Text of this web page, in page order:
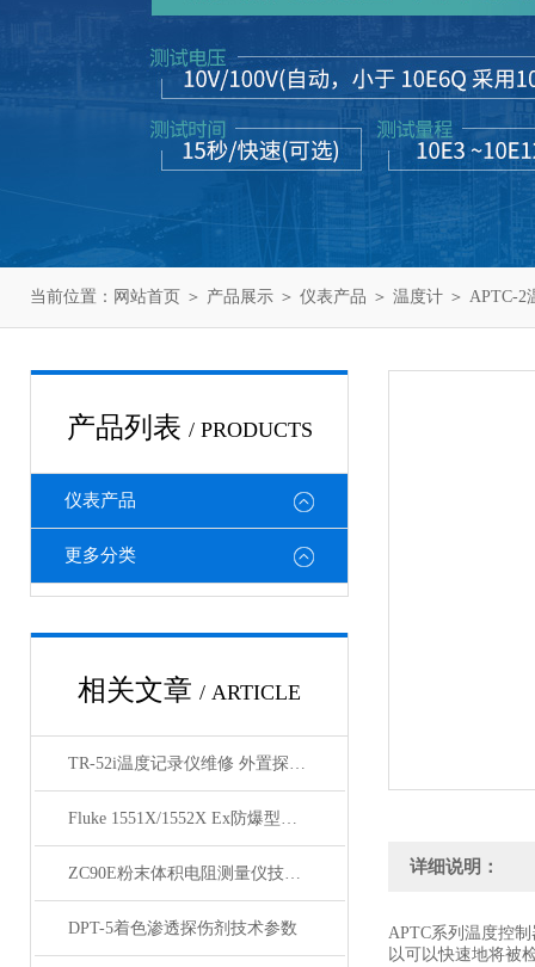
当前位置： 网站首页 ＞ 产品展示 ＞ 仪表产品 ＞ 温度计 ＞ APTC-2
产品列表 / PRODUCTS
仪表产品
更多分类
相关文章 / ARTICLE
TR-52i温度记录仪维修 外置探头温度计维修
Fluke 1551X/1552X Ex防爆型棒式标准温度计
ZC90E粉末体积电阻测量仪技术资料
DPT-5着色渗透探伤剂技术参数
详细说明：
APTC系列温度控
以可以快速地将被